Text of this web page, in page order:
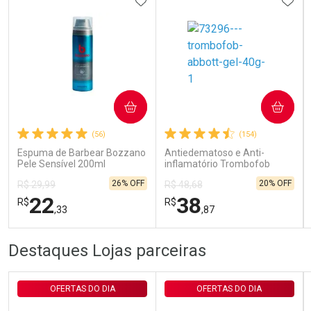
Comprar sem Desconto
Por R$ 143,94/cada
Comprar sem Desconto
Por R$ 143,94/cada
(56)
Espuma de Barbear Bozzano
Pele Sensível 200ml
R$ 29,99
R$22,33
26% OFF
COMPRAR
FECHAR
Laboratório
FECHAR
Por Menos
(154)
Antiedematoso e Anti-
inflamatório Trombofob
R$ 48,68
R$38,87
20% OFF
COMPRAR
Por Menos
Destaques Lojas parceiras
OFERTAS DO DIA OFERTAS DO DIA